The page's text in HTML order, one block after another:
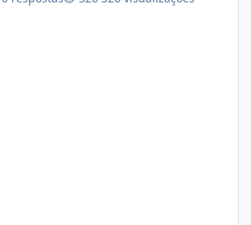
em circulação e comercialização